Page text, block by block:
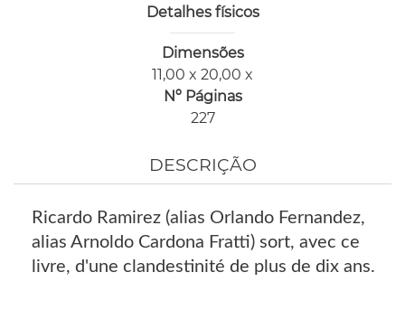
Detalhes físicos
Dimensões
11,00 x 20,00 x
Nº Páginas
227
DESCRIÇÃO
Ricardo Ramirez (alias Orlando Fernandez,
alias Arnoldo Cardona Fratti) sort, avec ce
livre, d'une clandestinité de plus de dix ans.